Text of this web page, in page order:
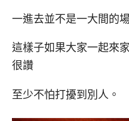
一進去並不是一大間的
這樣子如果大家一起來
很讚
至少不怕打擾到別人。